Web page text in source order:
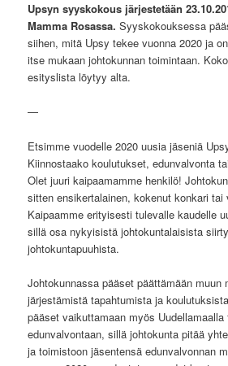
Upsyn syyskokous järjestetään
Mamma Rosassa. Syyskokouksessa
siihen, mitä Upsy tekee vuonna 2020 ja
itse mukaan johtokunnan toimintaan.
esityslista löytyy alta.
—
Etsimme vuodelle 2020 uusia jäseniä
Kiinnostaako koulutukset, edunvalvonta
Olet juuri kaipaamamme henkilö!
sitten ensikertalainen, kokenut konkari tai
Kaipaamme erityisesti tulevalle kaudelle
sillä osa nykyisistä johtokuntalaisista
johtokuntapuuhista.
Johtokunnassa pääset päättämään muun
järjestämistä tapahtumista ja
pääset vaikuttamaan myös
edunvalvontaan, sillä johtokunta pitää
ja toimistoon jäsentensä edunvalvonnan